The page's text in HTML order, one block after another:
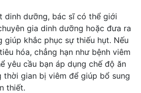
dinh dưỡng, bác sĩ có thể giới
gia dinh dưỡng hoặc đưa ra
giúp khắc phục sự thiếu hụt. Nếu
hóa, chẳng hạn như bệnh viêm
yêu cầu bạn áp dụng chế độ ăn
gian bị viêm để giúp bổ sung
thiết.